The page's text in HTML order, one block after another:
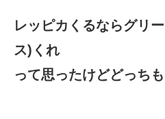
レッピカくるならグリ
ス)くれ
って思ったけどどっち